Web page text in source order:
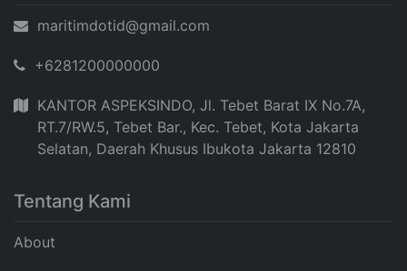
maritimdotid@gmail.com
+6281200000000
KANTOR ASPEKSINDO, Jl. Tebet Barat IX No.7A,
RT.7/RW.5, Tebet Bar., Kec. Tebet, Kota Jakarta
Selatan, Daerah Khusus Ibukota Jakarta 12810
Tentang Kami
About